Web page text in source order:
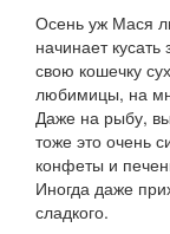
Осень уж Мася
начинает
свою кошечку
любимицы, на
Даже на рыбу,
тоже это очень
конфеты и
Иногда даже
сладкого.